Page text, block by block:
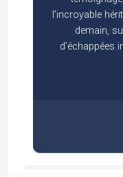
VOYAGEZ EN INDE